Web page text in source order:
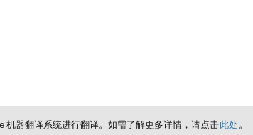
机器翻译系统进行翻译。如需了解更多详情，请点击此处。